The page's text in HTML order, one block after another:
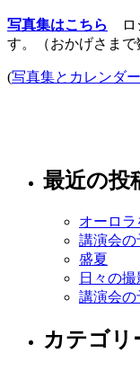
写真集はこちら
す。（おかげさまで
(写真集とカレンダ
最近の投
オーロラ
講演会の
盛夏
日々の撮
講演会の
カテゴリ